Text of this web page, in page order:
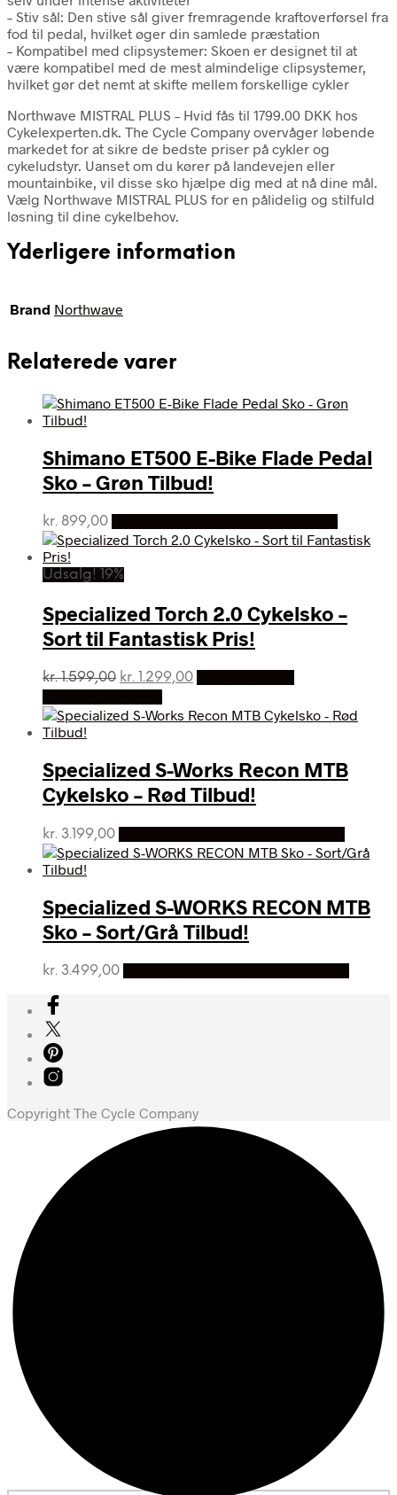
– Stiv sål: Den stive sål giver fremragende kraftoverførsel fra
fod til pedal, hvilket øger din samlede præstation
– Kompatibel med clipsystemer: Skoen er designet til at
være kompatibel med de mest almindelige clipsystemer,
hvilket gør det nemt at skifte mellem forskellige cykler
Northwave MISTRAL PLUS – Hvid fås til 1799.00 DKK hos
Cykelexperten.dk. The Cycle Company overvåger løbende
markedet for at sikre de bedste priser på cykler og
cykeludstyr. Uanset om du kører på landevejen eller
mountainbike, vil disse sko hjælpe dig med at nå dine mål.
Vælg Northwave MISTRAL PLUS for en pålidelig og stilfuld
løsning til dine cykelbehov.
Yderligere information
Brand Northwave
Relaterede varer
Shimano ET500 E-Bike Flade Pedal
Sko – Grøn Tilbud!
kr. 899,00
Udsalg! 19%
Specialized Torch 2.0 Cykelsko –
Sort til Fantastisk Pris!
kr.1.599,00 Den
oprindelige
pris
kr. 1.299,00Den
pris
Specialized S-Works Recon MTB
Cykelsko – Rød Tilbud!
kr. 3.199,00
Specialized S-WORKS RECON MTB
Sko – Sort/Grå Tilbud!
kr. 3.499,00
Copyright The Cycle Company